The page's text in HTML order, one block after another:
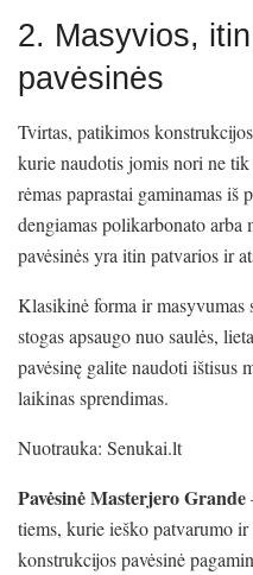
2. Masyvios,
pavėsinės
Tvirtas, patikimos
kurie naudotis jomis nori ne
rėmas paprastai gaminamas iš
dengiamas polikarbonato arba
pavėsinės yra itin patvarios ir
Klasikinė forma ir
stogas apsaugo nuo saulės,
pavėsinę galite naudoti ištisus
laikinas sprendimas.
Nuotrauka: Senukai.lt
Pavėsinė Masterjero Grande
tiems, kurie ieško patvarumo
konstrukcijos pavėsinė